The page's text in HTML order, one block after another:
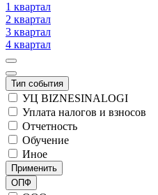
1 квартал
2 квартал
3 квартал
4 квартал
Тип события
УЦ BIZNESINALOGI
Уплата налогов и взносов
Отчетность
Обучение
Иное
Применить
ОПФ